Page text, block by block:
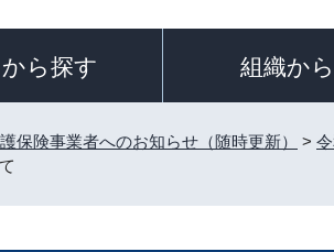
ら探す 組織か
保険事業者へのお知らせ（随時更新） >